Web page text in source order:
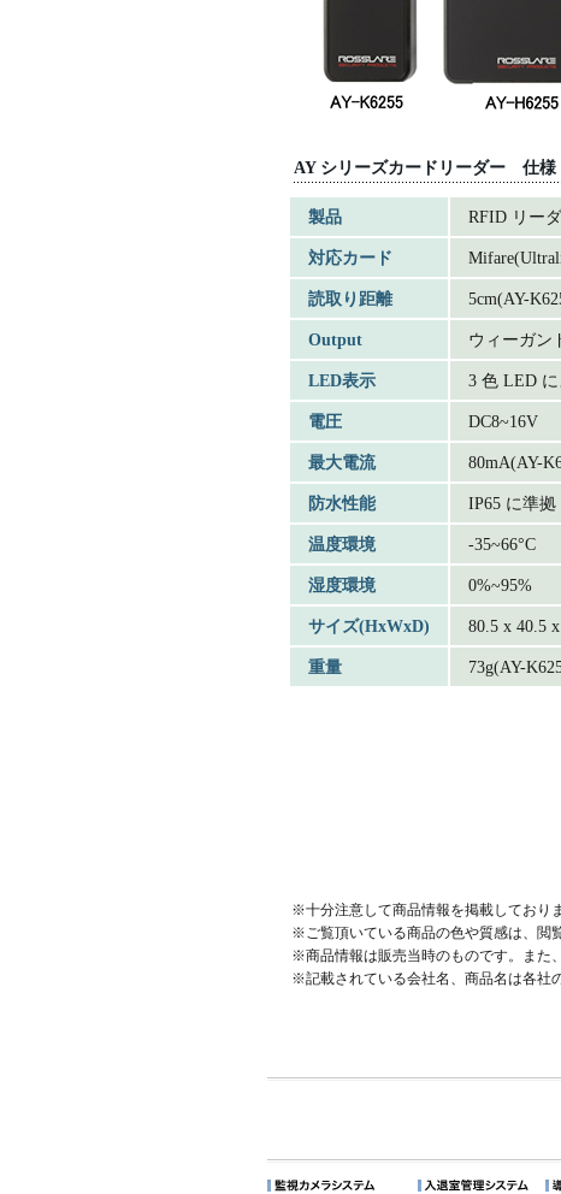
AY シリーズカードリーダー 仕様
製品 RFID リー
対応カード
読取り距離 5cm(AY-
Output ウィーガン
LED表示 3 色 LED
電圧 DC8~16V
最大電流 80mA(AY-
防水性能 IP65 に準拠
温度環境 -35~66°C
湿度環境 0%~95%
サイズ(HxWxD) 80.5 x 40.5
重量 73g(AY-
※十分注意して商品情報を掲載しており
※ご覧頂いている商品の色や質感は、閲
※商品情報は販売当時のものです。また
※記載されている会社名、商品名は各社